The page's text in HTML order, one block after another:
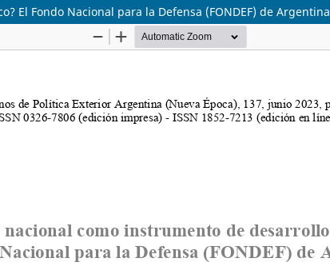
El Fondo Nacional para la Defensa (FONDEF) de Argentina